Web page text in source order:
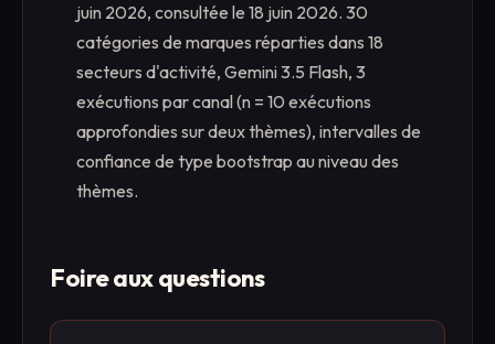
juin 2026, consultée le 18 juin 2026. 30
catégories de marques réparties dans 18
secteurs d'activité, Gemini 3.5 Flash, 3
exécutions par canal (n = 10 exécutions
approfondies sur deux thèmes), intervalles de
confiance de type bootstrap au niveau des
thèmes.
Foire aux questions